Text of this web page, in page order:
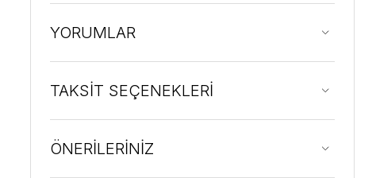
YORUMLAR
TAKSİT SEÇENEKLERİ
ÖNERİLERİNİZ